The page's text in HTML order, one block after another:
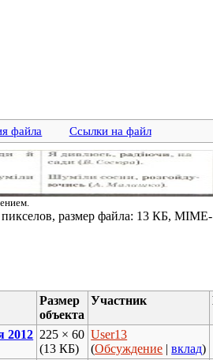
файла Ссылки на файл
пикселов, размер файла: 13 КБ, MIME-
Размер
объекта
Участник
2012 225 × 60
(13 КБ)
User13
(Обсуждение |вклад)